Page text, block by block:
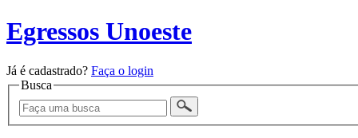
Egressos Unoeste
Já é cadastrado? Faça o login
Busca